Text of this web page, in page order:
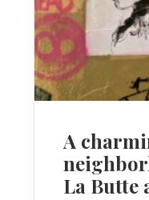
A
La Butte